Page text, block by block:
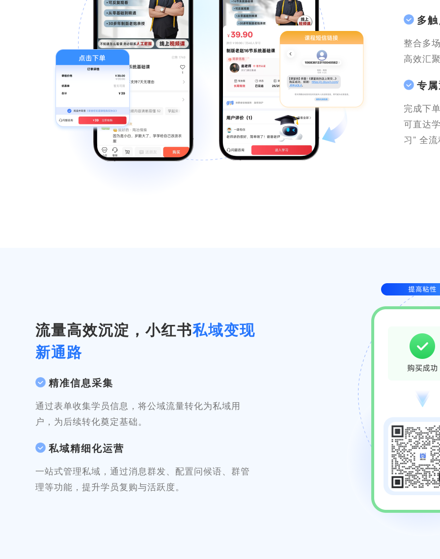
多
整合多
高效汇
专
完成下
可直达
习” 全
流量高效沉淀，小红书私域变现
新通路
精准信息采集
通过表单收集学员信息，将公域流量转化为私域用
户，为后续转化奠定基础。
私域精细化运营
一站式管理私域，通过消息群发、配置问候语、群管
理等功能，提升学员复购与活跃度。